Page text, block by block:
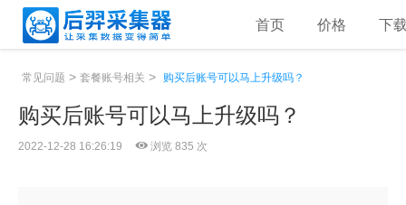
首页 价格 下
常见问题 > 套餐账号相关 > 购买后账号可以马上升级吗？
购买后账号可以马上升级吗？
2022-12-28 16:26:19 浏览 835 次